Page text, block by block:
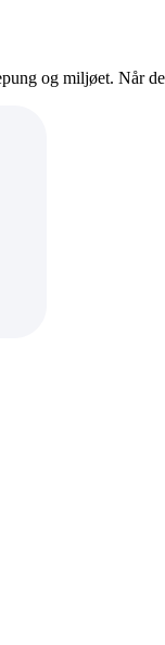
og miljøet. Når